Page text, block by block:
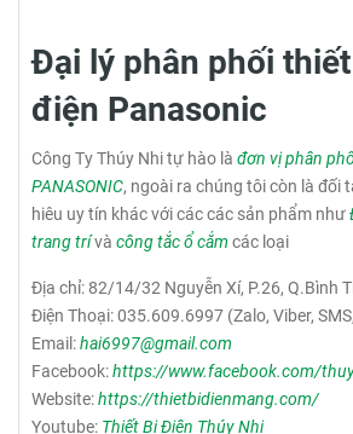
Đại lý phân phối
điện Panasonic
Công Ty Thúy Nhi tự hào là đơn vị phân
PANASONIC, ngoài ra chúng tôi còn là đối
hiêu uy tín khác với các các sản phẩm như
trang trívà công tắc ổ cắm các loại
Địa chỉ: 82/14/32 Nguyễn Xí, P.26, Q.Bình
Điện Thoại: 035.609.6997 (Zalo, Viber,
Email:hai6997@gmail.com
Facebook:https://www.facebook.com/
Website:https://thietbidienmang.com/
Youtube: Thiết Bị Điện Thúy Nhi